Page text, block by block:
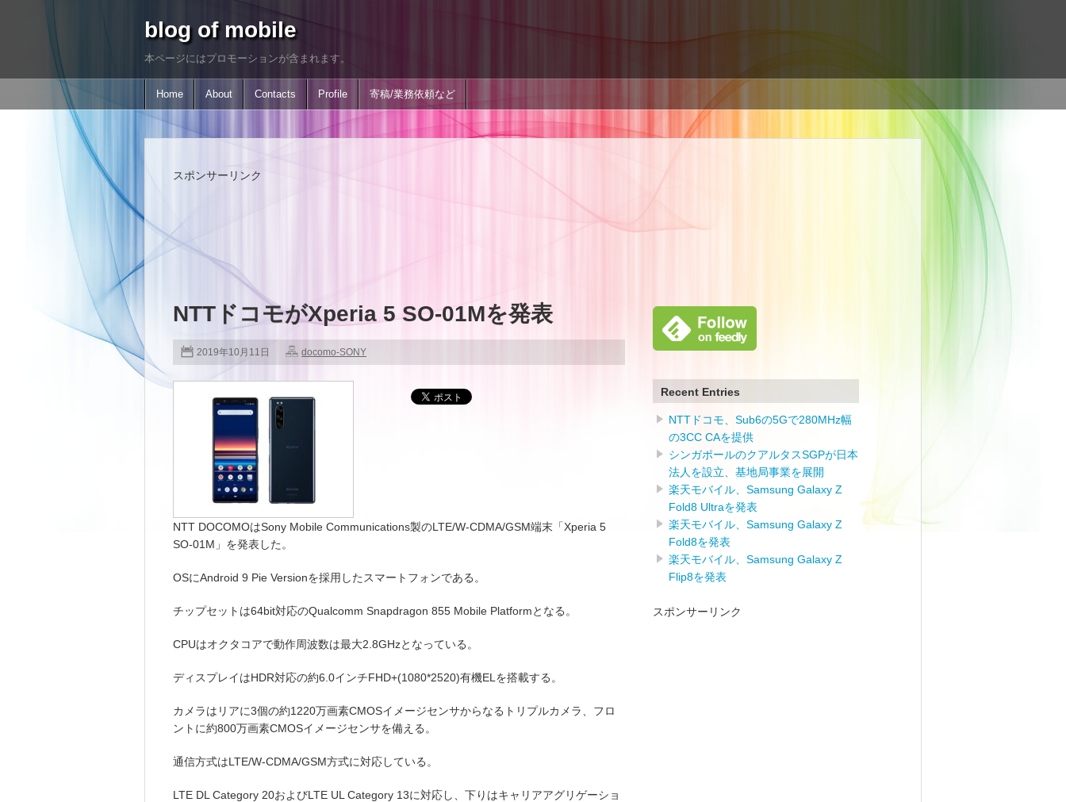
blog of mobile
本ページにはプロモーションが含まれます。
Home About Contacts Profile 寄稿/業務依頼など
スポンサーリンク
NTTドコモがXperia 5 SO-01Mを発表
2019年10月11日 docomo-SONY
NTT DOCOMOはSony Mobile Communications製のLTE/W-CDMA/GSM端末「Xperia 5
SO-01M」を発表した。
OSにAndroid 9 Pie Versionを採用したスマートフォンである。
チップセットは64bit対応のQualcomm Snapdragon 855 Mobile Platformとなる。
CPUはオクタコアで動作周波数は最大2.8GHzとなっている。
ディスプレイはHDR対応の約6.0インチFHD+(1080*2520)有機ELを搭載する。
カメラはリアに3個の約1220万画素CMOSイメージセンサからなるトリプルカメラ、フロ
ントに約800万画素CMOSイメージセンサを備える。
通信方式はLTE/W-CDMA/GSM方式に対応している。
LTE DL Category 20およびLTE UL Category 13に対応し、下りはキャリアアグリゲーショ
Recent Entries
NTTドコモ、Sub6の5Gで280MHz幅
の3CC CAを提供
シンガポールのクアルタスSGPが日本
法人を設立、基地局事業を展開
楽天モバイル、Samsung Galaxy Z
Fold8 Ultraを発表
楽天モバイル、Samsung Galaxy Z
Fold8を発表
楽天モバイル、Samsung Galaxy Z
Flip8を発表
スポンサーリンク